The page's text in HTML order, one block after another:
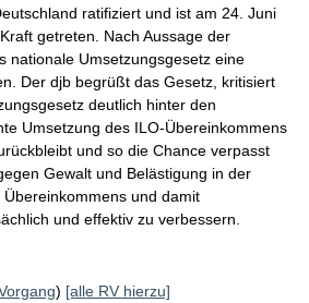
ratifiziert und ist am 24. Juni
getreten. Nach Aussage der
nationale Umsetzungsgesetz eine
Der djb begrüßt das Gesetz, kritisiert
deutlich hinter den
Umsetzung des ILO-Übereinkommens
und so die Chance verpasst
Gewalt und Belästigung in der
und damit
und effektiv zu verbessern.
) [alle RV hierzu]